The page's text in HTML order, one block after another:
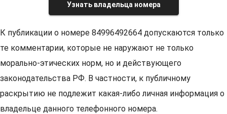
Узнать владельца номера
К публикации о номере 84996492664 допускаются только
те комментарии, которые не наружают не только
морально-этических норм, но и действующего
законодательства РФ. В частности, к публичному
раскрытию не подлежит какая-либо личная информация о
владельце данного телефонного номера.